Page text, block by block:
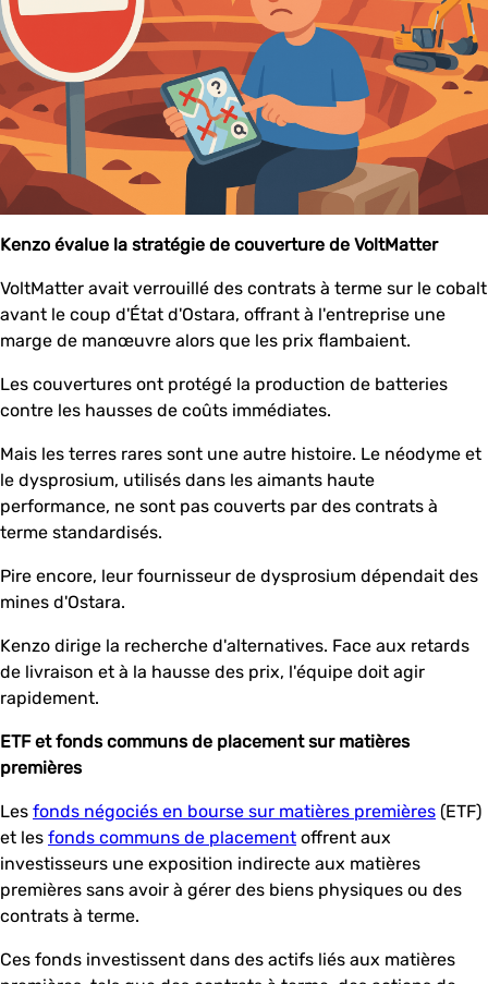
Kenzo évalue la stratégie de couverture de VoltMatter
VoltMatter avait verrouillé des contrats à terme sur le cobalt
avant le coup d'État d'Ostara, offrant à l'entreprise une
marge de manœuvre alors que les prix flambaient.
Les couvertures ont protégé la production de batteries
contre les hausses de coûts immédiates.
Mais les terres rares sont une autre histoire. Le néodyme et
le dysprosium, utilisés dans les aimants haute
performance, ne sont pas couverts par des contrats à
terme standardisés.
Pire encore, leur fournisseur de dysprosium dépendait des
mines d'Ostara.
Kenzo dirige la recherche d'alternatives. Face aux retards
de livraison et à la hausse des prix, l'équipe doit agir
rapidement.
ETF et fonds communs de placement sur matières
premières
Les fonds négociés en bourse sur matières premières (ETF)
et les fonds communs de placement offrent aux
investisseurs une exposition indirecte aux matières
premières sans avoir à gérer des biens physiques ou des
contrats à terme.
Ces fonds investissent dans des actifs liés aux matières